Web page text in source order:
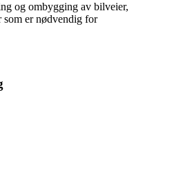
og ombygging av bilveier,
som er nødvendig for